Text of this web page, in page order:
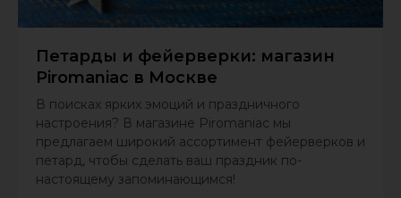
Петарды и фейерверки: магазин
Piromaniac в Москве
В поисках ярких эмоций и праздничного
настроения? В магазине Piromaniac мы
предлагаем широкий ассортимент фейерверков и
петард, чтобы сделать ваш праздник по-
настоящему запоминающимся!